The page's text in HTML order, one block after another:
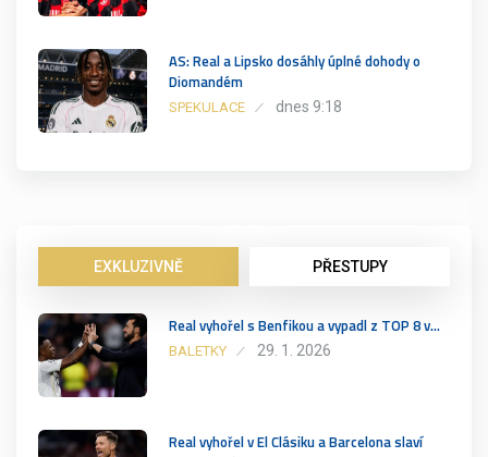
AS: Real a Lipsko dosáhly úplné dohody o
Diomandém
SPEKULACE dnes 9:18
EXKLUZIVNĚ PŘESTUPY
Real vyhořel s Benfikou a vypadl z TOP 8 v…
BALETKY 29. 1. 2026
Real vyhořel v El Clásiku a Barcelona slaví